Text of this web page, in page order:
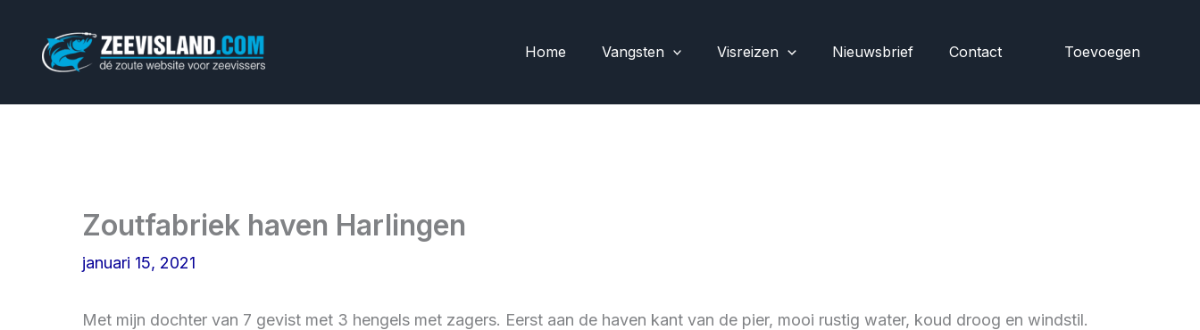
Home Vangsten Visreizen Nieuwsbrief Contact Toevoegen
Zoutfabriek haven Harlingen
januari 15, 2021
Met mijn dochter van 7 gevist met 3 hengels met zagers. Eerst aan de haven kant van de pier, mooi rustig water, koud droog en windstil.